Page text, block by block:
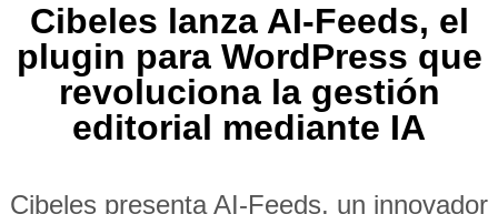
Cibeles lanza AI-Feeds, el
plugin para WordPress que
revoluciona la gestión
editorial mediante IA
Cibeles presenta AI-Feeds, un innovador